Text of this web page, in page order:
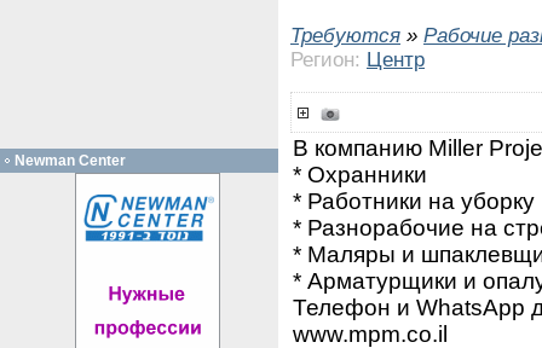
Требуются » Рабочие
Регион: Центр
В компанию Miller
* Охранники
* Работники на уборку
* Разнорабочие на
* Маляры и
* Арматурщики и
Телефон и WhatsApp
www.mpm.co.il
Newman Center